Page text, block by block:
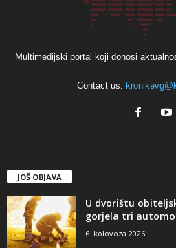
Multimedijski portal koji donosi
Contact us:
JOŠ OBJAVA
U dvorištu
gorjela tri
6. kolovoza 2026